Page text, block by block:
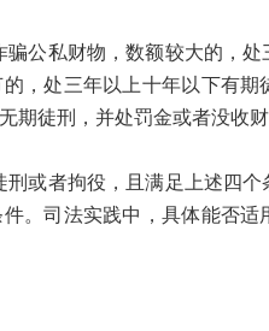
私财物，数额较大的，处
，处三年以上十年以下有
期徒刑，并处罚金或者没收财
者拘役，且满足上述四个
。司法实践中，具体能否